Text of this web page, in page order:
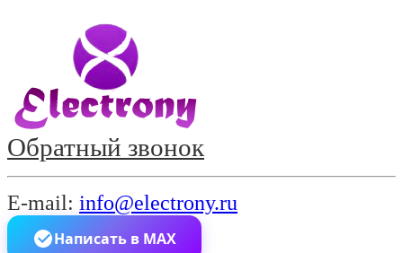
Обратный звонок
E-mail: info@electrony.ru
Написать в MAX